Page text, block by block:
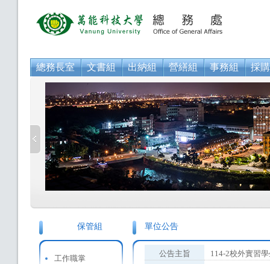
總務長室 文書組 出納組 營繕組 事務組 採
保管組
工作職掌
單位公告
公告主旨
114-2校外實習